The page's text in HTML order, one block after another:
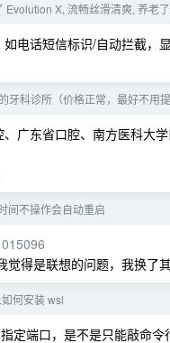
Evolution X, 流畅丝滑清爽, 养老了
电话短信标识/自动拦截，
牙科诊所（价格正常，最好不用提
广东省口腔、南方医科大
间不操作会自动重启
得是联想的问题，我换了
何安装 wsl
定端口，是不是只能敲命